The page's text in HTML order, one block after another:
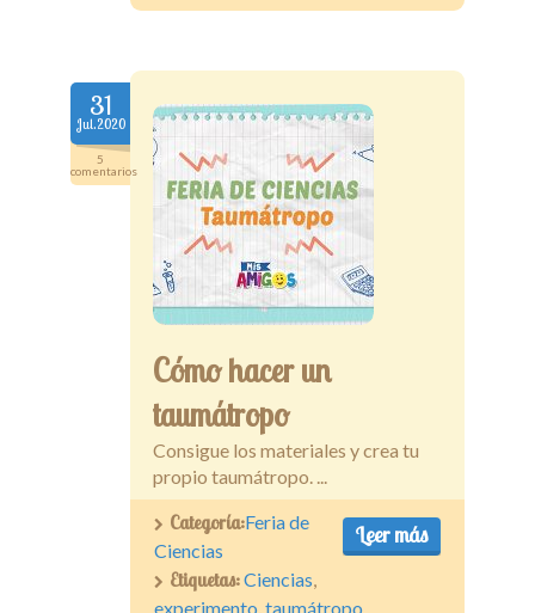
31
Jul.2020
5
comentarios
Cómo hacer un
taumátropo
Consigue los materiales y crea tu
propio taumátropo. ...
Leer más
Categoría:Feria de
Ciencias
Etiquetas:Ciencias,
experimento,taumátropo